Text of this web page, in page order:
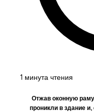
1 минута чтения
Отжав оконную
проникли в здание